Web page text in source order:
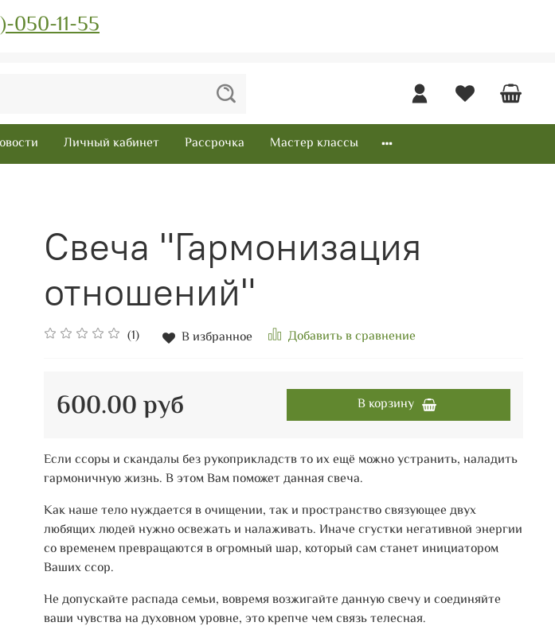
050-11-55
Личный кабинет Рассрочка Мастер классы
Свеча "Гармонизация
отношений"
(1) В избранное Добавить в сравнение
600.00 руб В корзину
Если ссоры и скандалы без рукоприкладств то их ещё можно устранить, наладить
гармоничную жизнь. В этом Вам поможет данная свеча.
Как наше тело нуждается в очищении, так и пространство связующее двух
любящих людей нужно освежать и налаживать. Иначе сгустки негативной энергии
со временем превращаются в огромный шар, который сам станет инициатором
Ваших ссор.
Не допускайте распада семьи, вовремя возжигайте данную свечу и соединяйте
ваши чувства на духовном уровне, это крепче чем связь телесная.